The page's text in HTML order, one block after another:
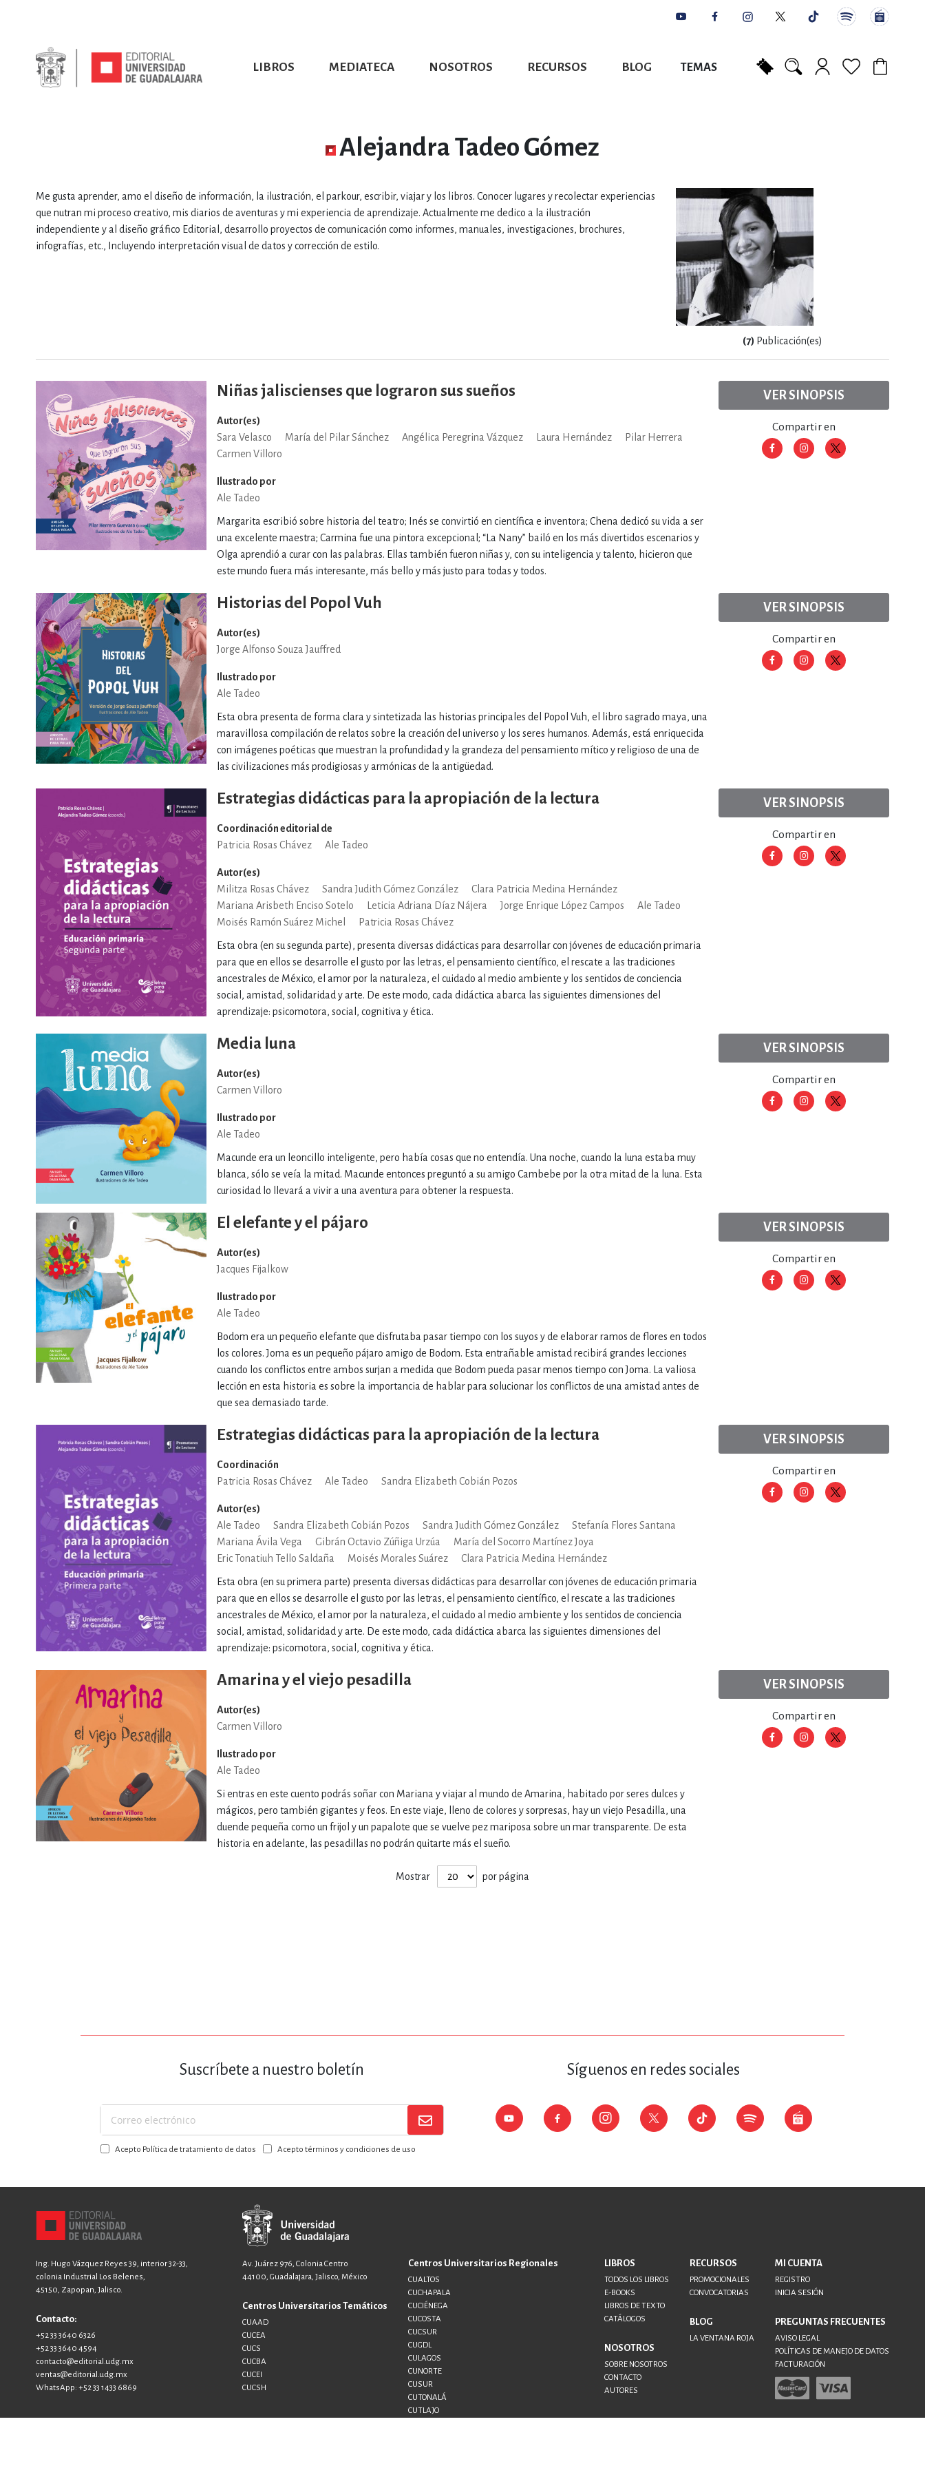
LIBROS
TODOS LOS LIBROS
MEDIATECA NOSOTROS
SOBRE NOSOTROS HISTORIA
RECURSOS BLOG TEMAS
COMPUTACIÓN E INFORMÁTICA
CONSULTA, INFORMACIÓN Y MATERIAS INTERDISCIPLINARES
DERECHO
ECONOMÍA, FINANZAS, EMPRESA Y GESTIÓN
ESTILOS DE VIDA, AFICIONES Y OCIO FICCIÓN Y TEMAS AFINES
FILOSOFÍA Y RELIGIÓN HISTORIA Y ARQUEOLOGÍA
INFANTILES, JUVENILES Y DIDÁCTICOS
MATEMÁTICAS Y CIENCIAS MEDICINA, ENFERMERÍA, VETERINARIA
NOVELA GRÁFICA, LIBROS DE CÓMICS, DIBUJOS ANIMADOS
SALUD, RELACIONES Y DESARROLLO PERSONAL
SOCIEDAD Y CIENCIAS SOCIALES
TECNOLOGÍA, INGENIERÍA, AGRICULTURA
Alejandra Tadeo Gómez
Me gusta aprender, amo el diseño de información, la ilustración, el parkour, escribir, viajar y los libros. Conocer lugares y recolectar experiencias
que nutran mi proceso creativo, mis diarios de aventuras y mi experiencia de aprendizaje. Actualmente me dedico a la ilustración
independiente y al diseño gráfico Editorial, desarrollo proyectos de comunicación como informes, manuales, investigaciones, brochures,
infografías, etc., Incluyendo interpretación visual de datos y corrección de estilo.
(7) Publicación(es)
Niñas jaliscienses que lograron sus sueños
Autor(es)
Sara Velasco
María del Pilar Sánchez Angélica Peregrina Vázquez Laura Hernández
Pilar Herrera
Carmen Villoro
Ilustrado por
Ale Tadeo
Margarita escribió sobre historia del teatro; Inés se convirtió en científica e inventora; Chena dedicó su vida a ser
una excelente maestra; Carmina fue una pintora excepcional; “La Nany” bailó en los más divertidos escenarios y
Olga aprendió a curar con las palabras. Ellas también fueron niñas y, con su inteligencia y talento, hicieron que
este mundo fuera más interesante, más bello y más justo para todas y todos.
VER SINOPSIS
Compartir en
Historias del Popol Vuh
Autor(es)
Jorge Alfonso Souza Jauffred
Ilustrado por
Ale Tadeo
Esta obra presenta de forma clara y sintetizada las historias principales del Popol Vuh, el libro sagrado maya, una
maravillosa compilación de relatos sobre la creación del universo y los seres humanos. Además, está enriquecida
con imágenes poéticas que muestran la profundidad y la grandeza del pensamiento mítico y religioso de una de
las civilizaciones más prodigiosas y armónicas de la antigüedad.
VER SINOPSIS
Compartir en
Estrategias didácticas para la apropiación de la lectura
Coordinación editorial de
Patricia Rosas Chávez
Ale Tadeo
Autor(es)
Militza Rosas Chávez
Sandra Judith Gómez González
Clara Patricia Medina Hernández
Mariana Arisbeth Enciso Sotelo
Leticia Adriana Díaz Nájera Jorge Enrique López Campos
Ale Tadeo
Moisés Ramón Suárez Michel
Patricia Rosas Chávez
Esta obra (en su segunda parte), presenta diversas didácticas para desarrollar con jóvenes de educación primaria
para que en ellos se desarrolle el gusto por las letras, el pensamiento científico, el rescate a las tradiciones
ancestrales de México, el amor por la naturaleza, el cuidado al medio ambiente y los sentidos de conciencia
social, amistad, solidaridad y arte. De este modo, cada didáctica abarca las siguientes dimensiones del
aprendizaje: psicomotora, social, cognitiva y ética.
VER SINOPSIS
Compartir en
Media luna
Autor(es)
Carmen Villoro
Ilustrado por
Ale Tadeo
Macunde era un leoncillo inteligente, pero había cosas que no entendía. Una noche, cuando la luna estaba muy
blanca, sólo se veía la mitad. Macunde entonces preguntó a su amigo Cambebe por la otra mitad de la luna. Esta
curiosidad lo llevará a vivir a una aventura para obtener la respuesta.
VER SINOPSIS
Compartir en
El elefante y el pájaro
Autor(es)
Jacques Fijalkow
Ilustrado por
Ale Tadeo
Bodom era un pequeño elefante que disfrutaba pasar tiempo con los suyos y de elaborar ramos de flores en todos
los colores. Joma es un pequeño pájaro amigo de Bodom. Esta entrañable amistad recibirá grandes lecciones
cuando los conflictos entre ambos surjan a medida que Bodom pueda pasar menos tiempo con Joma. La valiosa
lección en esta historia es sobre la importancia de hablar para solucionar los conflictos de una amistad antes de
que sea demasiado tarde.
VER SINOPSIS
Compartir en
Estrategias didácticas para la apropiación de la lectura
Coordinación
Patricia Rosas Chávez
Ale Tadeo Sandra Elizabeth Cobián Pozos
Autor(es)
Ale Tadeo
Sandra Elizabeth Cobián Pozos Sandra Judith Gómez González
Stefanía Flores Santana
Mariana Ávila Vega
Gibrán Octavio Zúñiga Urzúa
María del Socorro Martínez Joya
Eric Tonatiuh Tello Saldaña
Moisés Morales Suárez Clara Patricia Medina Hernández
Esta obra (en su primera parte) presenta diversas didácticas para desarrollar con jóvenes de educación primaria
para que en ellos se desarrolle el gusto por las letras, el pensamiento científico, el rescate a las tradiciones
ancestrales de México, el amor por la naturaleza, el cuidado al medio ambiente y los sentidos de conciencia
social, amistad, solidaridad y arte. De este modo, cada didáctica abarca las siguientes dimensiones del
aprendizaje: psicomotora, social, cognitiva y ética.
VER SINOPSIS
Compartir en
Amarina y el viejo pesadilla
Autor(es)
Carmen Villoro
Ilustrado por
Ale Tadeo
Si entras en este cuento podrás soñar con Mariana y viajar al mundo de Amarina, habitado por seres dulces y
mágicos, pero también gigantes y feos. En este viaje, lleno de colores y sorpresas, hay un viejo Pesadilla, una
duende pequeña como un frijol y un papalote que se vuelve pez mariposa sobre un mar transparente. De esta
historia en adelante, las pesadillas no podrán quitarte más el sueño.
VER SINOPSIS
Compartir en
Mostrar por página
Suscríbete a nuestro boletín
Suscríbase
a
nuestroAcepto Política de tratamiento de datos Acepto términos y condiciones de uso
Síguenos en redes sociales
Ing. Hugo Vázquez Reyes 39, interior 32-33,
colonia Industrial Los Belenes,
45150, Zapopan, Jalisco.
Contacto:
+52 33 3640 6326
+52 33 3640 4594
contacto@editorial.udg.mx
ventas@editorial.udg.mx
WhatsApp: +52 33 1433 6869
Av. Juárez 976, Colonia Centro
44100, Guadalajara, Jalisco, México
Centros Universitarios Temáticos
CUAAD
CUCEA
CUCS
CUCBA
CUCEI
CUCSH
Centros Universitarios Regionales
CUALTOS
CUCHAPALA
CUCIÉNEGA
CUCOSTA
CUCSUR
CUGDL
CULAGOS
CUNORTE
CUSUR
CUTONALÁ
CUTLAJO
LIBROS
TODOS LOS LIBROS
E-BOOKS
LIBROS DE TEXTO
CATÁLOGOS
NOSOTROS
SOBRE NOSOTROS
CONTACTO
AUTORES
RECURSOS
PROMOCIONALES
CONVOCATORIAS
BLOG
LA VENTANA ROJA
MI CUENTA
REGISTRO
INICIA SESIÓN
PREGUNTAS FRECUENTES
AVISO LEGAL
POLÍTICAS DE MANEJO DE DATOS
FACTURACIÓN